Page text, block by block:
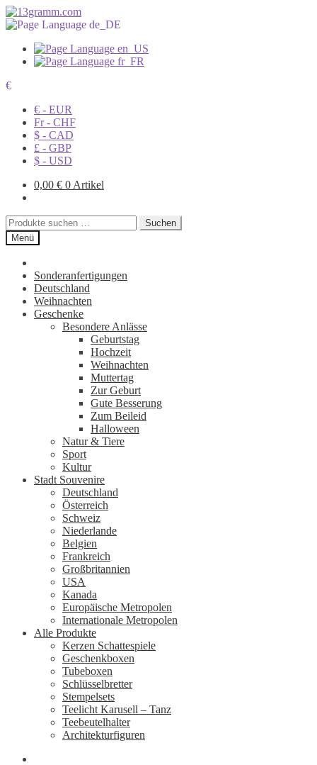
€
€ - EUR
Fr - CHF
$ - CAD
£ - GBP
$ - USD
0,00 € 0 Artikel
Suchen
nach:
Suchen
Menü
Sonderanfertigungen
Deutschland
Weihnachten
Geschenke
Besondere Anlässe
Geburtstag
Hochzeit
Weihnachten
Muttertag
Zur Geburt
Gute Besserung
Zum Beileid
Halloween
Natur & Tiere
Sport
Kultur
Stadt Souvenire
Deutschland
Österreich
Schweiz
Niederlande
Belgien
Frankreich
Großbritannien
USA
Kanada
Europäische Metropolen
Internationale Metropolen
Alle Produkte
Kerzen Schattespiele
Geschenkboxen
Tubeboxen
Schlüsselbretter
Stempelsets
Teelicht Karusell – Tanz
Teebeutelhalter
Architekturfiguren